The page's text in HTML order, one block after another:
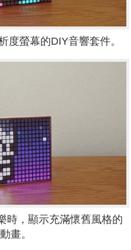
螢幕的DIY音響套件。
時，顯示充滿懷舊風格的
畫。